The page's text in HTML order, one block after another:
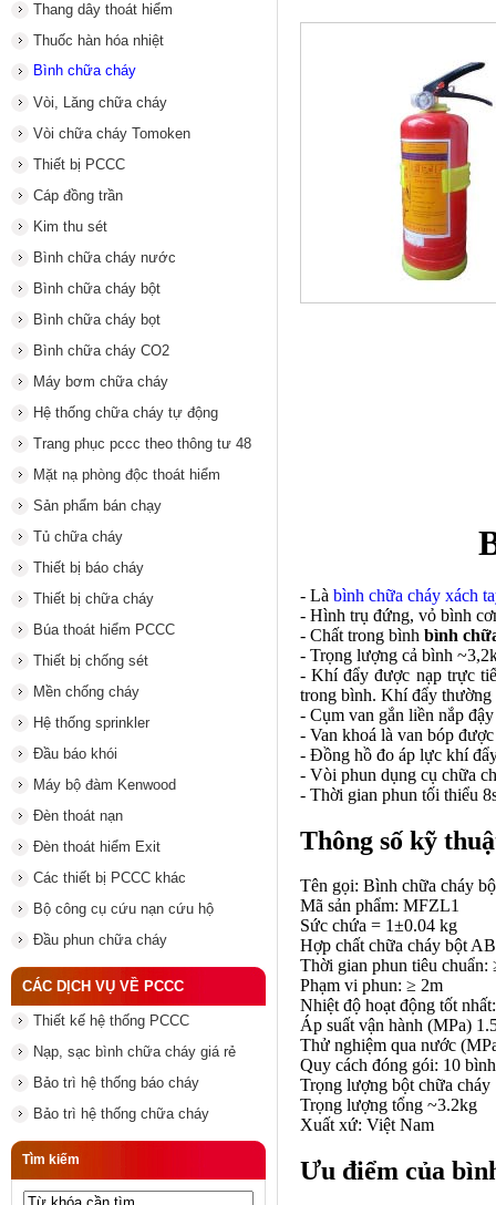
Thang dây thoát hiểm
Thuốc hàn hóa nhiệt
Bình chữa cháy
Vòi, Lăng chữa cháy
Vòi chữa cháy Tomoken
Thiết bị PCCC
Cáp đồng trần
Kim thu sét
Bình chữa cháy nước
Bình chữa cháy bột
Bình chữa cháy bọt
Bình chữa cháy CO2
Máy bơm chữa cháy
Hệ thống chữa cháy tự động
Trang phục pccc theo thông tư 48
Mặt nạ phòng độc thoát hiểm
Sản phẩm bán chạy
Tủ chữa cháy
Thiết bị báo cháy
Thiết bị chữa cháy
Búa thoát hiểm PCCC
Thiết bị chống sét
Mền chống cháy
Hệ thống sprinkler
Đầu báo khói
Máy bộ đàm Kenwood
Đèn thoát nạn
Đèn thoát hiểm Exit
Các thiết bị PCCC khác
Bộ công cụ cứu nạn cứu hộ
Đầu phun chữa cháy
CÁC DỊCH VỤ VỀ PCCC
Thiết kế hệ thống PCCC
Nạp, sạc bình chữa cháy giá rẻ
Bảo trì hệ thống báo cháy
Bảo trì hệ thống chữa cháy
Tìm kiếm
- Là bình chữa cháy xách
- Hình trụ đứng, vỏ bình
- Chất trong bình bình
- Trọng lượng cả bình
- Khí đẩy được nạp trực
trong bình. Khí đẩy
- Cụm van gắn liền nắp
- Van khoá là van bóp
- Đồng hồ đo áp lực khí
- Vòi phun dụng cụ chữa
- Thời gian phun tối thiểu
Thông số kỹ
Tên gọi: Bình chữa cháy
Mã sản phẩm: MFZL1
Sức chứa = 1±0.04 kg
Hợp chất chữa cháy bột
Thời gian phun tiêu chuẩn:
Phạm vi phun: ≥ 2m
Nhiệt độ hoạt động tốt
Áp suất vận hành (MPa)
Thử nghiệm qua nước
Quy cách đóng gói: 10
Trọng lượng bột chữa cháy
Trọng lượng tổng ~3.2kg
Xuất xứ: Việt Nam
Ưu điểm của